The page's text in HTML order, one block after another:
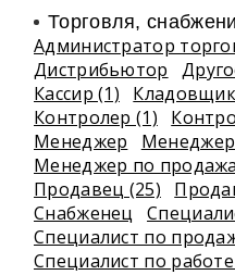
Торговля,
Администратор
Дистрибьютор
Кассир (1)
Кладовщик
Контролер (1)
Менеджер
Менеджер
Менеджер по
Продавец (25)
Снабженец
Специалист по
Специалист по